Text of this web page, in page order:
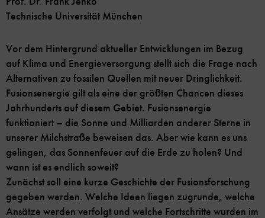
Technische Universität München
Vor dem Hintergrund aktueller Entwicklungen im Bezug
auf Klima und Energieversorgung stellt sich die Frage nach
Alternativen zu fossilen Quellen mit neuer Dringlichkeit.
Fusionsenergie gilt als eine der größten Chancen dieses
Jahrhunderts auf diesem Gebiet. Fusionsenergie
funktioniert – die Sonne und Milliarden anderer Sterne in
unserer Milchstraße beweisen das. Aber wie kann es uns
gelingen, das Sonnenfeuer auf die Erde zu holen? Und
wann ist es endlich soweit?
Zunächst soll eine kurze Geschichte der Fusionsforschung
gegeben werden. Welche Ideen liegen zugrunde, welche
Ansätze werden verfolgt und welche Fortschritte wurden im